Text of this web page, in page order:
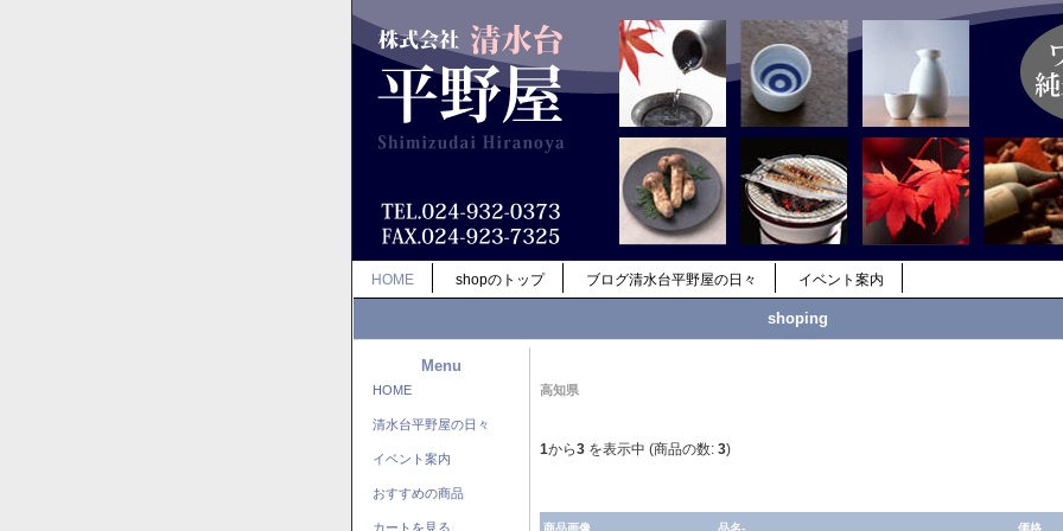
HOME shopのトップ ブログ清水台平野屋の日々 イベント案内
shoping
Menu
HOME
清水台平野屋の日々
イベント案内
おすすめの商品
カートを見る
高知県
1から3 を表示中 (商品の数: 3)
商品画像 品名- 価格